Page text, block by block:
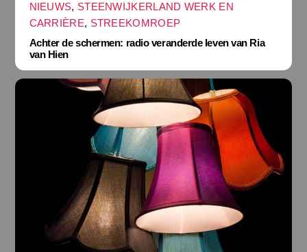
NIEUWS, STEENWIJKERLAND WERK EN
CARRIÈRE, STREEKOMROEP
Achter de schermen: radio veranderde leven van Ria
van Hien